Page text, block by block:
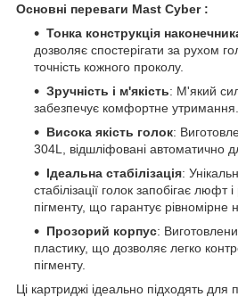
Основні переваги Mast Cyber :
Тонка конструкція
дозволяє спостерігати за рухом
точність кожного проколу.
Зручність і м'якість: М'який
забезпечує комфортне утримання.
Висока якість голок:
304L, відшліфовані автоматично
Ідеальна стабілізація:
стабілізації голок запобігає люфт
пігменту, що гарантує рівномірне
Прозорий корпус:
пластику, що дозволяє легко
пігменту.
Ці картриджі ідеально підходять для